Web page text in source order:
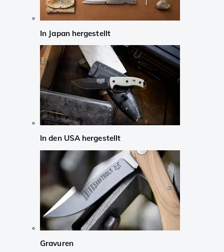
In Japan hergestellt
In den USA hergestellt
Gravuren